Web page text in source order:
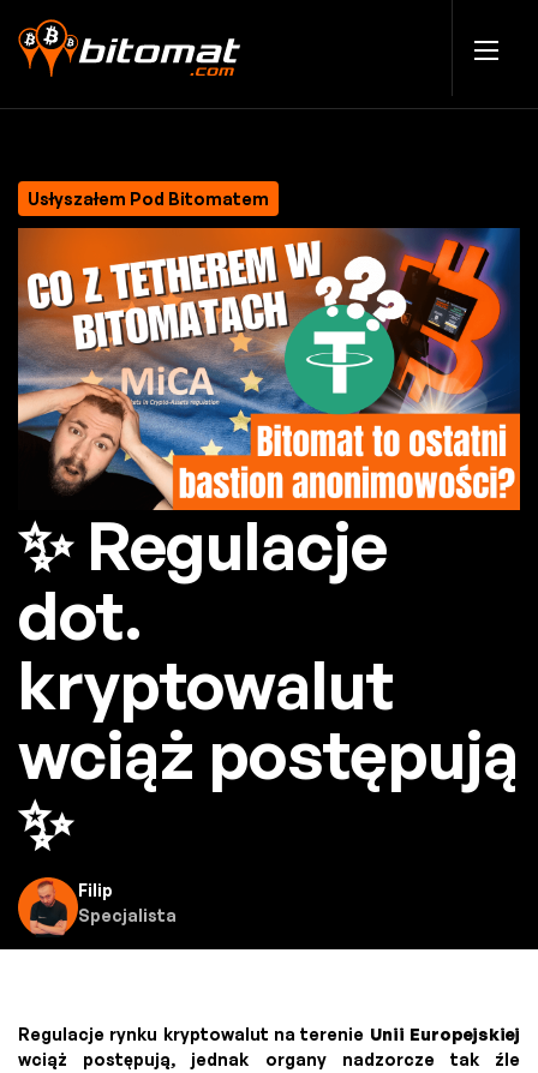
Usłyszałem Pod Bitomatem
✨ Regulacje
dot.
kryptowalut
wciąż postępują
✨
Filip
Specjalista
Regulacje rynku kryptowalut na terenie Unii Europejskiej
wciąż postępują, jednak organy nadzorcze tak źle